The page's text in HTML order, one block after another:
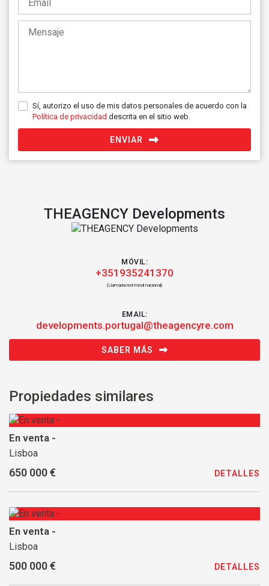
Sí, autorizo el uso de mis datos personales de acuerdo con la
Política de privacidad descrita en el sitio web.
ENVIAR
THEAGENCY Developments
MÓVIL:
+351935241370
(Llamada red móvil nacional)
EMAIL:
developments.portugal@theagencyre.com
SABER MÁS
Propiedades similares
En venta -
Lisboa
650 000 € DETALLES
En venta -
Lisboa
500 000 € DETALLES